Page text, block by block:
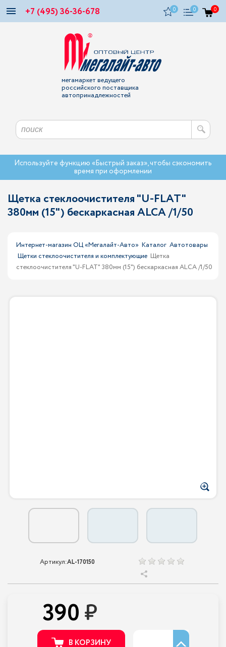
+7 (495) 36-36-678 0 0 0
мегамаркет ведущего
российского поставщика
автопринадлежностей
Используйте функцию «Быстрый заказ», чтобы сэкономить
время при оформлении
Щетка стеклоочистителя "U-FLAT"
380мм (15") бескаркасная ALCA /1/50
Интернет-магазин ОЦ «Мегалайт-Авто» Каталог Автотовары
Щетки стеклоочистителя и комплектующие Щетка
стеклоочистителя "U-FLAT" 380мм (15") бескаркасная ALCA /1/50
Артикул:AL-170150
390
В КОРЗИНУ